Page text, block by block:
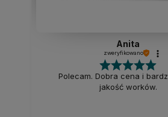
Anita
zweryfikowano
Polecam. Dobra cena i
jakość worków.